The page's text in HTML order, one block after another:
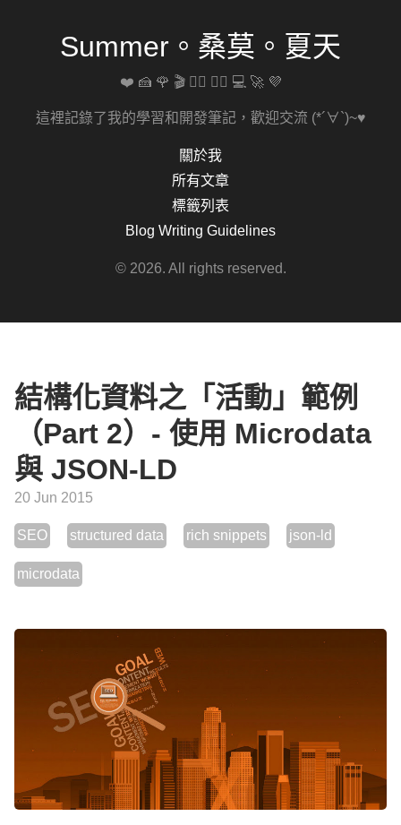
Summer。桑莫。夏天
❤️ 🍰 🌹 🎬 🚴‍♀️ 🏋️‍♀️ 💻 🚀 💜
這裡記錄了我的學習和開發筆記，歡迎交流 (*´∀`)~♥
關於我
所有文章
標籤列表
Blog Writing Guidelines
© 2026. All rights reserved.
結構化資料之「活動」範例
（Part 2）- 使用 Microdata
與 JSON-LD
20 Jun 2015
SEO structured data rich snippets json-ld
microdata